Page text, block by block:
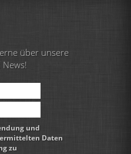
über unsere
und
Daten
zu